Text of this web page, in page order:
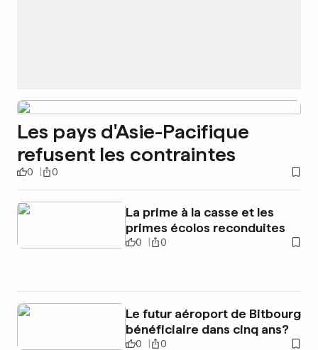
Les pays d'Asie-Pacifique
refusent les contraintes
0 0
La prime à la casse et les
primes écolos reconduites
0 0
Le futur aéroport de Bitbourg
bénéficiaire dans cinq ans?
0 0